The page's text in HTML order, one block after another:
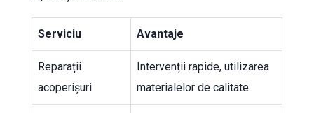
Serviciu Avantaje
Reparații
acoperișuri
Intervenții rapide, utilizarea
materialelor de calitate